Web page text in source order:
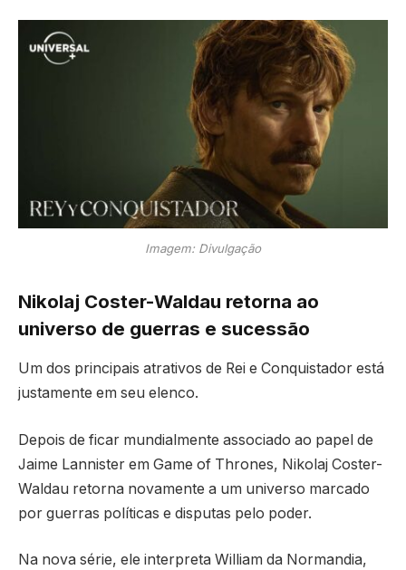
Imagem: Divulgação
Nikolaj Coster-Waldau retorna ao
universo de guerras e sucessão
Um dos principais atrativos de Rei e Conquistador está
justamente em seu elenco.
Depois de ficar mundialmente associado ao papel de
Jaime Lannister em Game of Thrones, Nikolaj Coster-
Waldau retorna novamente a um universo marcado
por guerras políticas e disputas pelo poder.
Na nova série, ele interpreta William da Normandia,